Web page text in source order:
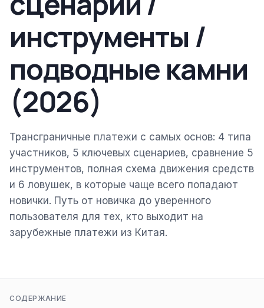
инструменты /
подводные камни
(2026)
Трансграничные платежи с самых основ: 4 типа
участников, 5 ключевых сценариев, сравнение 5
инструментов, полная схема движения средств
и 6 ловушек, в которые чаще всего попадают
новички. Путь от новичка до уверенного
пользователя для тех, кто выходит на
зарубежные платежи из Китая.
СОДЕРЖАНИЕ